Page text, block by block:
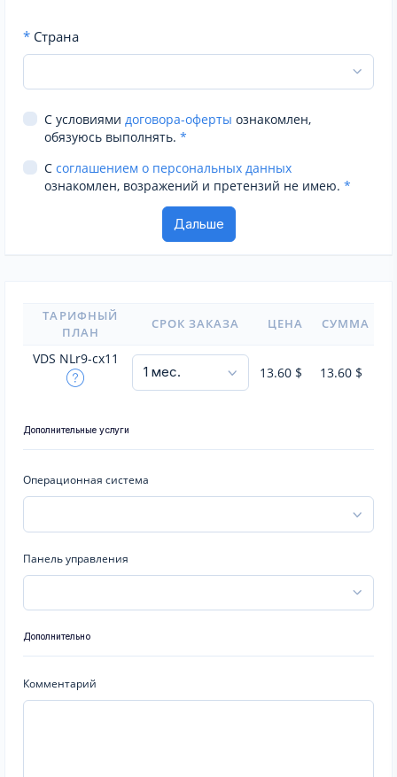
* Страна
С условиями договора-оферты ознакомлен,
обязуюсь выполнять. *
С соглашением о персональных данных
ознакомлен, возражений и претензий не имею. *
ТАРИФНЫЙ
ПЛАН
СРОК ЗАКАЗА ЦЕНА СУММА
VDS NLr9-cx11
13.60$ 13.60$
Дополнительные услуги
Операционная система
Панель управления
Дополнительно
Комментарий